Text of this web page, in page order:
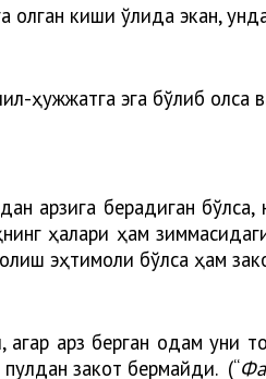
олган киши қўлида экан,
ҳужжатга эга бўлиб
қарзига берадиган
ҳақлари ҳам
эҳтимоли бўлса ҳам
агар қарз берган одам
закот бермайди. (“